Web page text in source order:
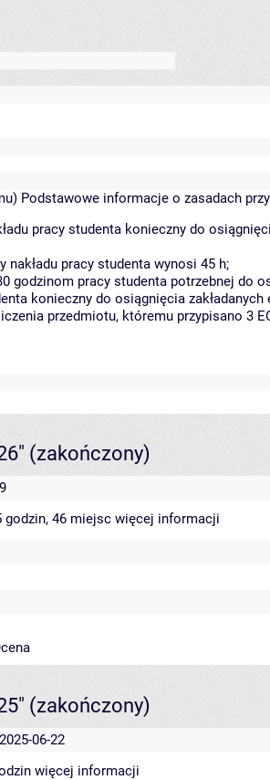
Podstawowe informacje o zasadach
pracy studenta konieczny do
pracy studenta wynosi 45 h;
godzinom pracy studenta potrzebnej do
konieczny do osiągnięcia
przedmiotu, któremu przypisano 3
(zakończony)
godzin, 46 miejsc więcej informacji
(zakończony)
06-22
więcej informacji